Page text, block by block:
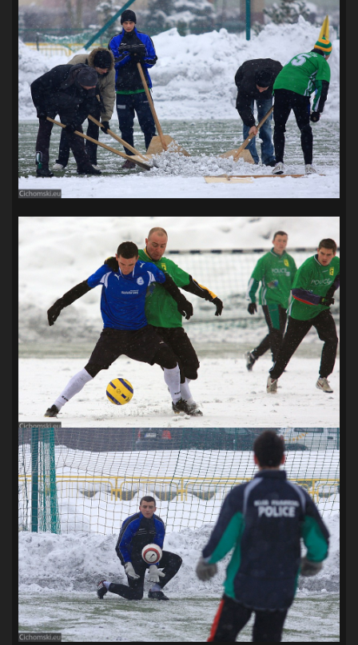
SANDRA SPA POGOŃ SZCZECIN(100) SIEDLECKA (63)
SPARING(110) SPR POGOŃ SZCZECIN(72)
SPÓJNIA STARGARD (35) STOCZNIA SZCZECIN(40)
SUPERLIGA KOBIET(58) SUPERLIGA MĘŻCZYZN (92)
TAURON LIGA KOBIET(106) TENIS (26) TREFL SOPOT (26)
WYGRANA(43) ZAGŁĘBIE LUBIN(36) ŚLĄSK WROCŁAW (29)
ŚWIT SKOLWIN (111)
STAT4U